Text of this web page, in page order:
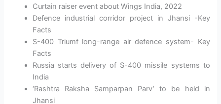
Curtain raiser event about Wings India, 2022
Defence industrial corridor project in Jhansi -Key
Facts
S-400 Triumf long-range air defence system- Key
Facts
Russia starts delivery of S-400 missile systems to
India
‘Rashtra Raksha Samparpan Parv’ to be held in
Jhansi